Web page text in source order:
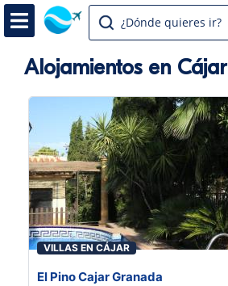
¿Dónde quieres ir?
Alojamientos en Cájar
VILLAS EN CÁJAR
El Pino Cajar Granada